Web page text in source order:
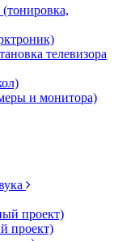
телевизора
и монитора)
проект)
проект)